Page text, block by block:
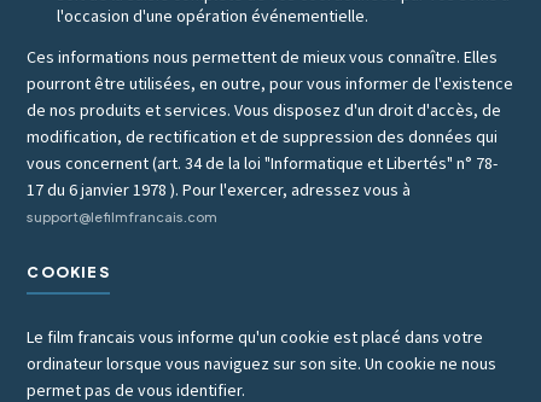
l'occasion d'une opération événementielle.
Ces informations nous permettent de mieux vous connaître. Elles
pourront être utilisées, en outre, pour vous informer de l'existence
de nos produits et services. Vous disposez d'un droit d'accès, de
modification, de rectification et de suppression des données qui
vous concernent (art. 34 de la loi "Informatique et Libertés" n° 78-
17 du 6 janvier 1978 ). Pour l'exercer, adressez vous à
support@lefilmfrancais.com
COOKIES
Le film francais vous informe qu'un cookie est placé dans votre
ordinateur lorsque vous naviguez sur son site. Un cookie ne nous
permet pas de vous identifier.